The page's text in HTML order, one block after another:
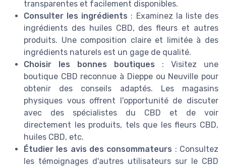
transparentes et facilement disponibles.
Consulter les ingrédients : Examinez la liste des
ingrédients des huiles CBD, des fleurs et autres
produits. Une composition claire et limitée à des
ingrédients naturels est un gage de qualité.
Choisir les bonnes boutiques : Visitez une
boutique CBD reconnue à Dieppe ou Neuville pour
obtenir des conseils adaptés. Les magasins
physiques vous offrent l'opportunité de discuter
avec des spécialistes du CBD et de voir
directement les produits, tels que les fleurs CBD,
huiles CBD, etc.
Étudier les avis des consommateurs : Consultez
les témoignages d'autres utilisateurs sur le CBD